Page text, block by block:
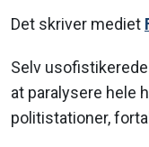
Det skriver mediet
Selv
at paralysere hele
politistationer,